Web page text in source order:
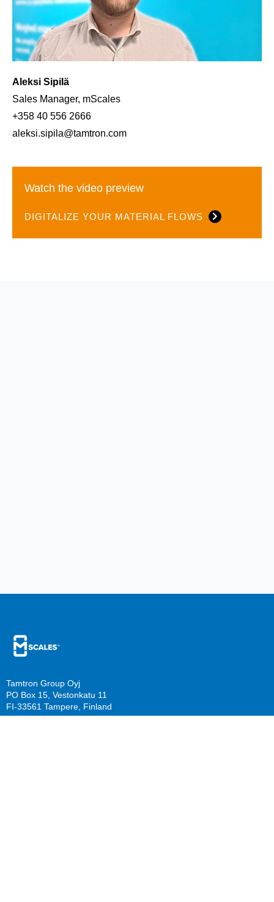
Aleksi Sipilä
Sales Manager, mScales
+358 40 556 2666
aleksi.sipila@tamtron.com
Watch the video preview
DIGITALIZE YOUR MATERIAL FLOWS
Tamtron Group Oyj
PO Box 15, Vestonkatu 11
FI-33561 Tampere, Finland